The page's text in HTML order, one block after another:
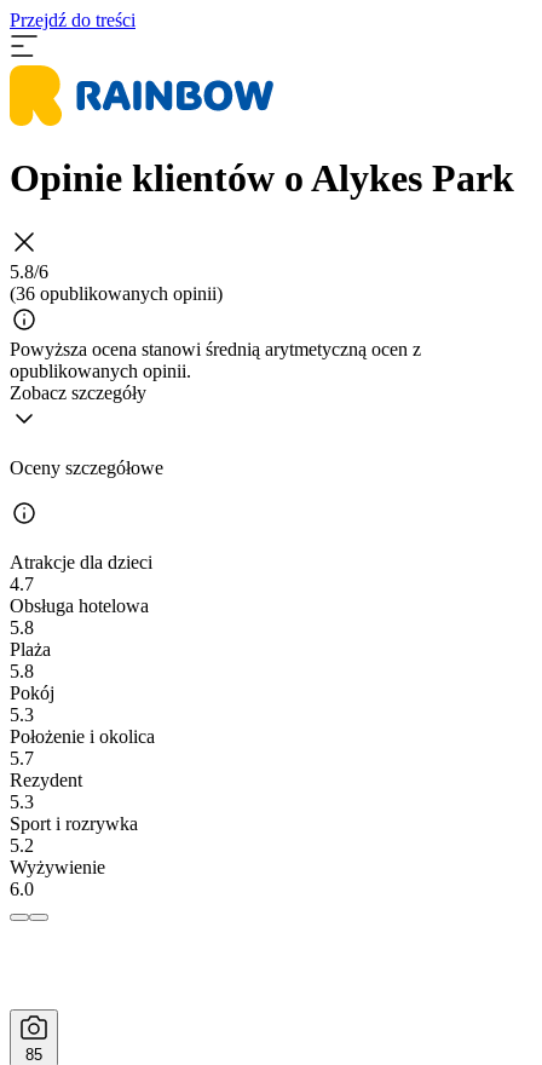
Przejdź do treści
Opinie klientów o Alykes Park
5.8/6
(36 opublikowanych opinii)
Powyższa ocena stanowi średnią arytmetyczną ocen z
opublikowanych opinii.
Zobacz szczegóły
Oceny szczegółowe
Atrakcje dla dzieci
4.7
Obsługa hotelowa
5.8
Plaża
5.8
Pokój
5.3
Położenie i okolica
5.7
Rezydent
5.3
Sport i rozrywka
5.2
Wyżywienie
6.0
85